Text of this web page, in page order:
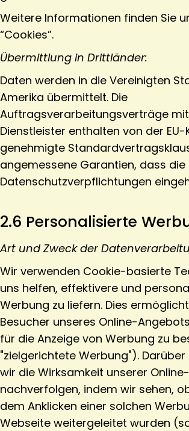
Weitere Informationen finden Sie
“Cookies”.
Übermittlung in Drittländer:
Daten werden in die Vereinigten
Amerika übermittelt. Die
Auftragsverarbeitungsverträge
Dienstleister enthalten von der
genehmigte
angemessene Garantien, dass die
Datenschutzverpflichtungen
2.6 Personalisierte
Art und Zweck der
Wir verwenden Cookie-basierte
uns helfen, effektivere und
Werbung zu liefern. Dies
Besucher unseres Online-
für die Anzeige von Werbung zu
"zielgerichtete Werbung").
wir die Wirksamkeit unserer
nachverfolgen, indem wir sehen,
dem Anklicken einer solchen
Webseite weitergeleitet wurden